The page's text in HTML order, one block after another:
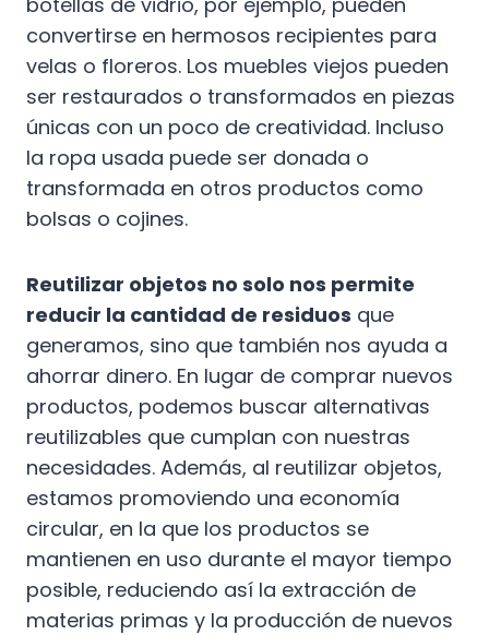
convertirse en hermosos recipientes para
velas o floreros. Los muebles viejos pueden
ser restaurados o transformados en piezas
únicas con un poco de creatividad. Incluso
la ropa usada puede ser donada o
transformada en otros productos como
bolsas o cojines.
Reutilizar objetos no solo nos permite
reducir la cantidad de residuos que
generamos, sino que también nos ayuda a
ahorrar dinero. En lugar de comprar nuevos
productos, podemos buscar alternativas
reutilizables que cumplan con nuestras
necesidades. Además, al reutilizar objetos,
estamos promoviendo una economía
circular, en la que los productos se
mantienen en uso durante el mayor tiempo
posible, reduciendo así la extracción de
materias primas y la producción de nuevos